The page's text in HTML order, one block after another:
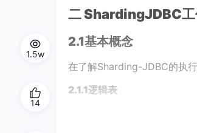
二ShardingJDBC
2.1基本概念
在了解Sharding-JDBC的执
2.1.1逻辑表
1.5w
14